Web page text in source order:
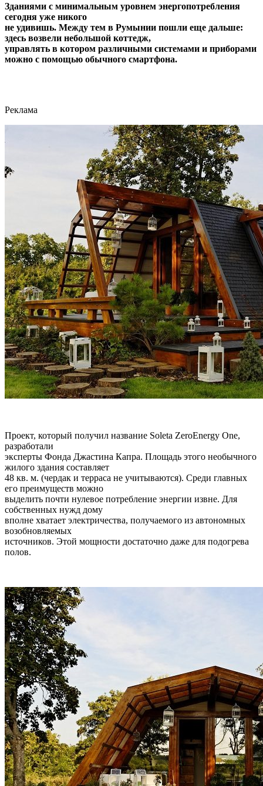
Зданиями с минимальным уровнем энергопотребления
сегодня уже никого
не удивишь. Между тем в Румынии пошли еще дальше:
здесь возвели небольшой коттедж,
управлять в котором различными системами и приборами
можно с помощью обычного смартфона.
Реклама
Проект, который получил название Soleta ZeroEnergy One,
разработали
эксперты Фонда Джастина Капра. Площадь этого необычного
жилого здания составляет
48 кв. м. (чердак и терраса не учитываются). Среди главных
его преимуществ можно
выделить почти нулевое потребление энергии извне. Для
собственных нужд дому
вполне хватает электричества, получаемого из автономных
возобновляемых
источников. Этой мощности достаточно даже для подогрева
полов.